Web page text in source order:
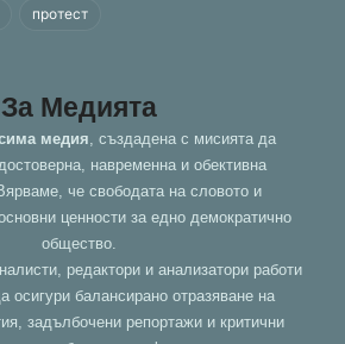
протест
За Медията
медия , създадена с мисията да
навременна и обективна
че свободата на словото и
ценности за едно демократично
общество.
редактори и анализатори работи
осигури балансирано отразяване на
задълбочени репортажи и критични